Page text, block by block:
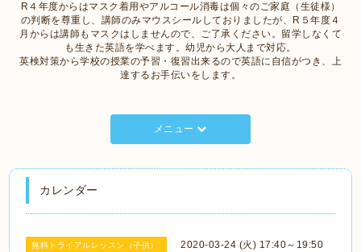
R４年度からはマスク着用やアルコール消毒は個々のご家庭（生徒様）
の判断を尊重し、講師のみマウスシールしておりましたが、R５年度４
月からは講師もマスクはしませんので、ご了承ください。留学しなくて
も生きた英語を学べます。幼児から大人まで対応。
英検対策から学校の授業の予習・復習出来るので英語に自信がつき、上
達するお手伝いをします。
メニュー
カレンダー
無料トライアルレッスン（子供） 2020-03-24 (火) 17:40～19:50